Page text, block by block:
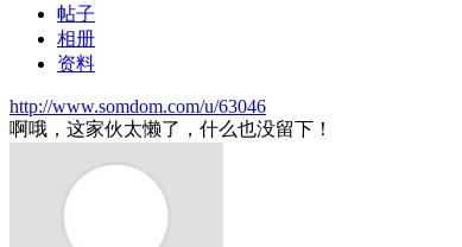
帖子
相册
资料
http://www.somdom.com/u/63046
啊哦，这家伙太懒了，什么也没留下！